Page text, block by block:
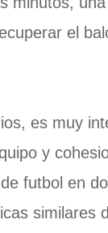
el
es muy
y
futbol en
similares